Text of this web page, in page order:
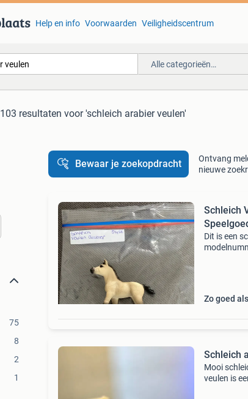
Help en info Voorwaarden Veiligheidscentrum
Alle categorieën…
103 resultaten voor 'schleich arabier veulen'
75
8
2
1
Bewaar je zoekopdracht
Ontvang
nieuwe
Schleich
Dit is een
Zo goed
Schleich
Mooi
veulen is